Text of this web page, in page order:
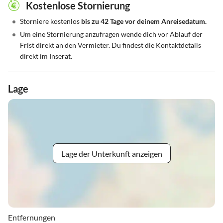
Kostenlose Stornierung
• Storniere kostenlos bis zu 42 Tage vor deinem Anreisedatum.
• Um eine Stornierung anzufragen wende dich vor Ablauf der
Frist direkt an den Vermieter. Du findest die Kontaktdetails
direkt im Inserat.
Lage
Lage der Unterkunft anzeigen
Entfernungen